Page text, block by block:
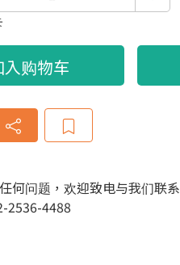
入购物车
何问题，欢迎致电与我们联系
2536-4488